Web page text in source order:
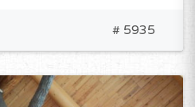
# 5935